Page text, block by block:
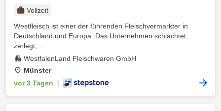
Vollzeit
Westfleisch ist einer der führenden Fleischvermarkter in
Deutschland und Europa. Das Unternehmen schlachtet,
zerlegt, ...
WestfalenLand Fleischwaren GmbH
Münster
vor 3 Tagen